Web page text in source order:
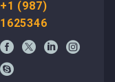
+1 (987)
1625346